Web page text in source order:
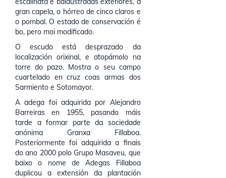
gran capela, o hórreo de cinco claros e
o pombal. O estado de conservación é
bo, pero moi modificado.
O escudo está desprazado da
localización orixinal, e atopámolo na
torre do pazo. Mostra o seu campo
cuartelado en cruz coas armas dos
Sarmiento e Sotomayor.
A adega foi adquirida por Alejandro
Barreiras en 1955, pasando máis
tarde a formar parte da sociedade
anónima Granxa Fillaboa.
Posteriormente foi adquirida a finais
do ano 2000 polo Grupo Masaveu, que
baixo o nome de Adegas Fillaboa
duplicou a extensión da plantación